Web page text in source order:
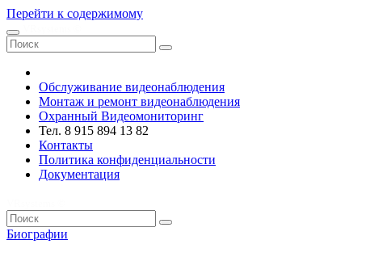
Перейти к содержимому
Обслуживание видеонаблюдения
Монтаж и ремонт видеонаблюдения
Охранный Видеомониторинг
Тел. 8 915 894 13 82
Контакты
Политика конфиденциальности
Документация
Биографии